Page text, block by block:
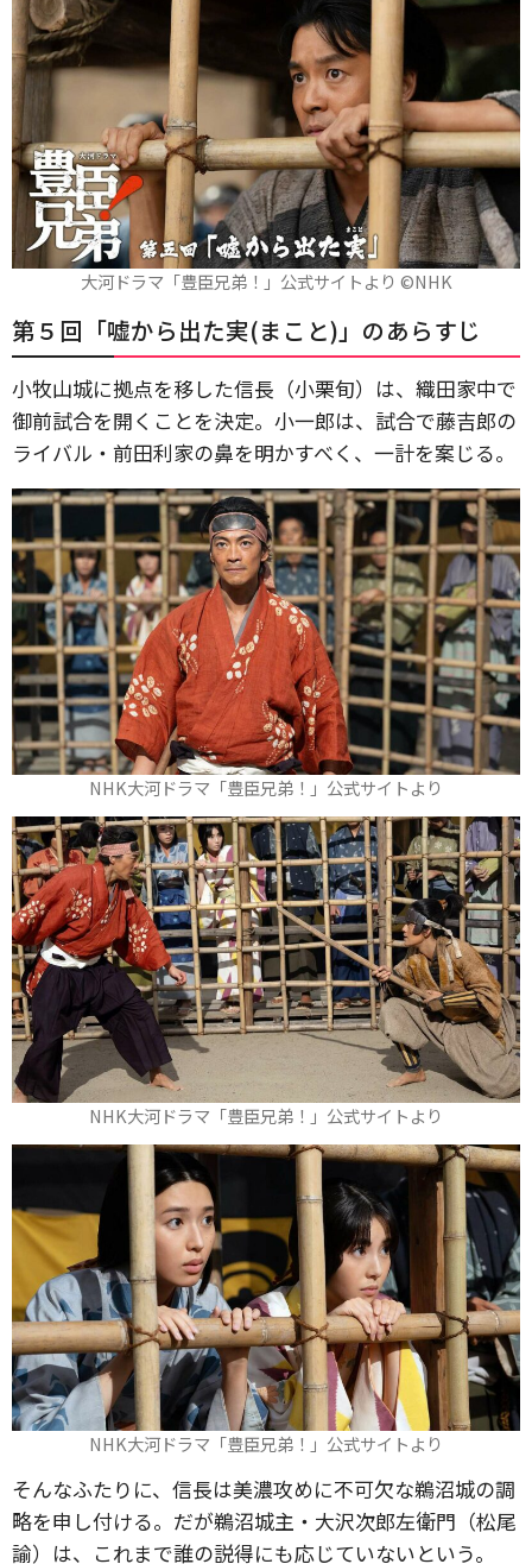
大河ドラマ「豊臣兄弟！」公式サイトより ©️NHK
第５回「嘘から出た実(まこと)」のあらすじ
小牧山城に拠点を移した信長（小栗旬）は、織田家中で
御前試合を開くことを決定。小一郎は、試合で藤吉郎の
ライバル・前田利家の鼻を明かすべく、一計を案じる。
NHK大河ドラマ「豊臣兄弟！」公式サイトより
NHK大河ドラマ「豊臣兄弟！」公式サイトより
NHK大河ドラマ「豊臣兄弟！」公式サイトより
そんなふたりに、信長は美濃攻めに不可欠な鵜沼城の調
略を申し付ける。だが鵜沼城主・大沢次郎左衛門（松尾
諭）は、これまで誰の説得にも応じていないという。